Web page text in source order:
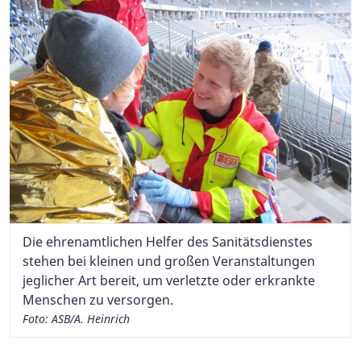
Die ehrenamtlichen Helfer des Sanitätsdienstes
stehen bei kleinen und großen Veranstaltungen
jeglicher Art bereit, um verletzte oder erkrankte
Menschen zu versorgen.
Foto: ASB/A. Heinrich